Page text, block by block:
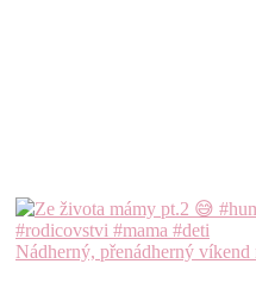
Nádherný, přenádherný víkend